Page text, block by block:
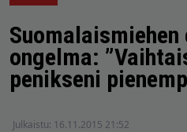
Suomalaismiehen
ongelma:
penikseni
Julkaistu: 16.11.2015 21:52